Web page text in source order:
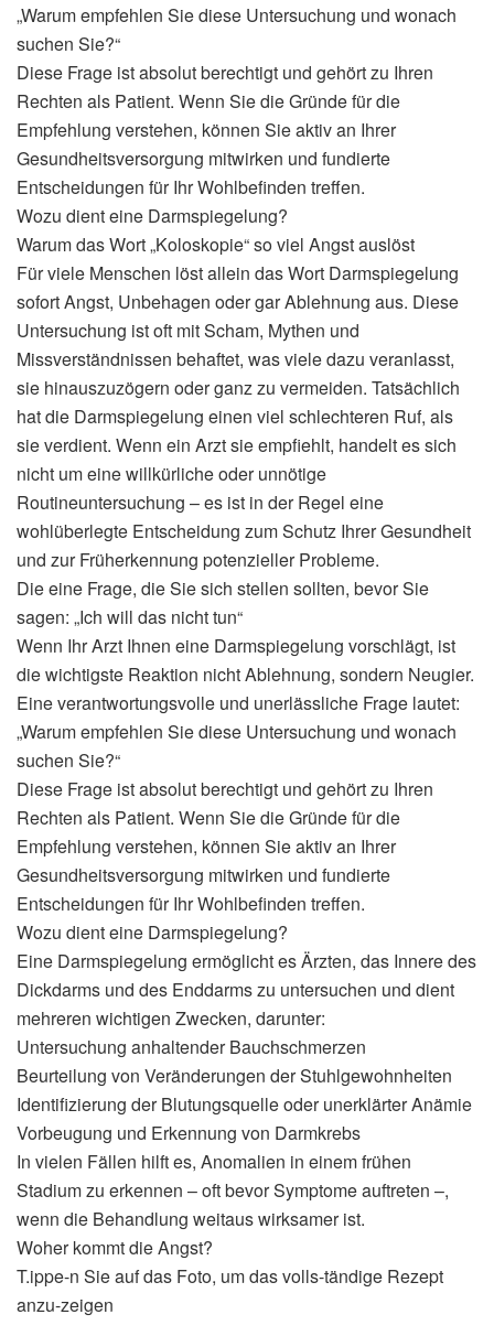
„Warum empfehlen Sie diese Untersuchung und wonach
suchen Sie?“
Diese Frage ist absolut berechtigt und gehört zu Ihren
Rechten als Patient. Wenn Sie die Gründe für die
Empfehlung verstehen, können Sie aktiv an Ihrer
Gesundheitsversorgung mitwirken und fundierte
Entscheidungen für Ihr Wohlbefinden treffen.
Wozu dient eine Darmspiegelung?
Warum das Wort „Koloskopie“ so viel Angst auslöst
Für viele Menschen löst allein das Wort Darmspiegelung
sofort Angst, Unbehagen oder gar Ablehnung aus. Diese
Untersuchung ist oft mit Scham, Mythen und
Missverständnissen behaftet, was viele dazu veranlasst,
sie hinauszuzögern oder ganz zu vermeiden. Tatsächlich
hat die Darmspiegelung einen viel schlechteren Ruf, als
sie verdient. Wenn ein Arzt sie empfiehlt, handelt es sich
nicht um eine willkürliche oder unnötige
Routineuntersuchung – es ist in der Regel eine
wohlüberlegte Entscheidung zum Schutz Ihrer Gesundheit
und zur Früherkennung potenzieller Probleme.
Die eine Frage, die Sie sich stellen sollten, bevor Sie
sagen: „Ich will das nicht tun“
Wenn Ihr Arzt Ihnen eine Darmspiegelung vorschlägt, ist
die wichtigste Reaktion nicht Ablehnung, sondern Neugier.
Eine verantwortungsvolle und unerlässliche Frage lautet:
„Warum empfehlen Sie diese Untersuchung und wonach
suchen Sie?“
Diese Frage ist absolut berechtigt und gehört zu Ihren
Rechten als Patient. Wenn Sie die Gründe für die
Empfehlung verstehen, können Sie aktiv an Ihrer
Gesundheitsversorgung mitwirken und fundierte
Entscheidungen für Ihr Wohlbefinden treffen.
Wozu dient eine Darmspiegelung?
Eine Darmspiegelung ermöglicht es Ärzten, das Innere des
Dickdarms und des Enddarms zu untersuchen und dient
mehreren wichtigen Zwecken, darunter:
Untersuchung anhaltender Bauchschmerzen
Beurteilung von Veränderungen der Stuhlgewohnheiten
Identifizierung der Blutungsquelle oder unerklärter Anämie
Vorbeugung und Erkennung von Darmkrebs
In vielen Fällen hilft es, Anomalien in einem frühen
Stadium zu erkennen – oft bevor Symptome auftreten –,
wenn die Behandlung weitaus wirksamer ist.
Woher kommt die Angst?
T.ippe-n Sie auf das Foto, um das volls-tändige Rezept
anzu-zeigen